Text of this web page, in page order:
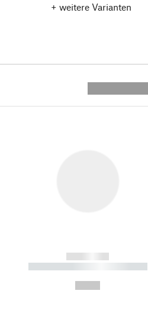
+ weitere Varianten
------------
----------- ----------- ----------